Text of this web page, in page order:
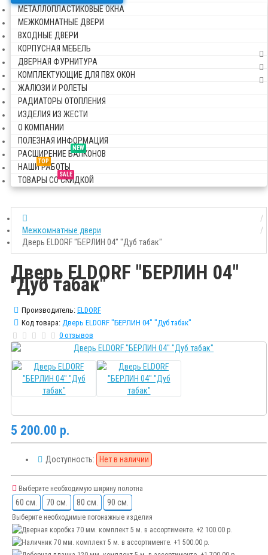
МЕТАЛЛОПЛАСТИКОВЫЕ ОКНА
МЕЖКОМНАТНЫЕ ДВЕРИ
ВХОДНЫЕ ДВЕРИ
КОРПУСНАЯ МЕБЕЛЬ
ДВЕРНАЯ ФУРНИТУРА
КОМПЛЕКТУЮЩИЕ ДЛЯ ПВХ ОКОН
ЖАЛЮЗИ И РОЛЕТЫ
РАДИАТОРЫ ОТОПЛЕНИЯ
ИЗДЕЛИЯ ИЗ ЖЕСТИ
О КОМПАНИИ
ПОЛЕЗНАЯ ИНФОРМАЦИЯ
NEW
РАСШИРЕНИЕ БАЛКОНОВ
TOP
НАШИ РАБОТЫ
SALE
ТОВАРЫ СО СКИДКОЙ
Межкомнатные двери
Дверь ELDORF "БЕРЛИН 04" "Дуб табак"
Дверь ELDORF "БЕРЛИН 04"
"Дуб табак"
Производитель: ELDORF
Код товара: Дверь ELDORF "БЕРЛИН 04" "Дуб табак"
0 отзывов
5 200.00 р.
Доступность: Нет в наличии
Выберите необходимую ширину полотна
60 см. 70 см. 80 см. 90 см.
Выберите необходимые погонажные изделия